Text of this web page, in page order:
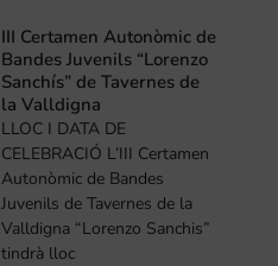
III Certamen Autonòmic de
Bandes Juvenils “Lorenzo
Sanchís” de Tavernes de
la Valldigna
LLOC I DATA DE
CELEBRACIÓ L’III Certamen
Autonòmic de Bandes
Juvenils de Tavernes de la
Valldigna “Lorenzo Sanchis”
tindrà lloc